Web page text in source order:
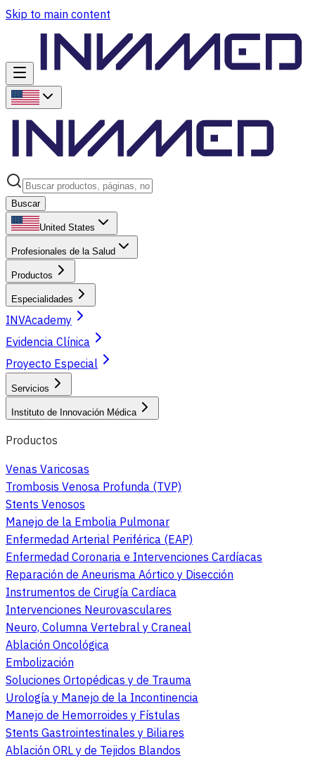
Skip to main content
Buscar
United States
Profesionales de la Salud
Productos
Especialidades
INVAcademy
Evidencia Clínica
Proyecto Especial
Servicios
Instituto de Innovación Médica
Productos
Venas Varicosas
Trombosis Venosa Profunda (TVP)
Stents Venosos
Manejo de la Embolia Pulmonar
Enfermedad Arterial Periférica (EAP)
Enfermedad Coronaria e Intervenciones Cardíacas
Reparación de Aneurisma Aórtico y Disección
Instrumentos de Cirugía Cardíaca
Intervenciones Neurovasculares
Neuro, Columna Vertebral y Craneal
Ablación Oncológica
Embolización
Soluciones Ortopédicas y de Trauma
Urología y Manejo de la Incontinencia
Manejo de Hemorroides y Fístulas
Stents Gastrointestinales y Biliares
Ablación ORL y de Tejidos Blandos